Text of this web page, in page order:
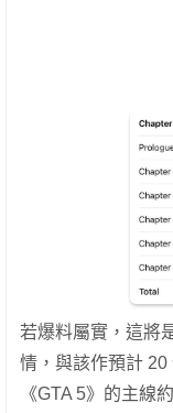
若爆料屬實，這將
情，與該作預計 20
《GTA 5》的主線